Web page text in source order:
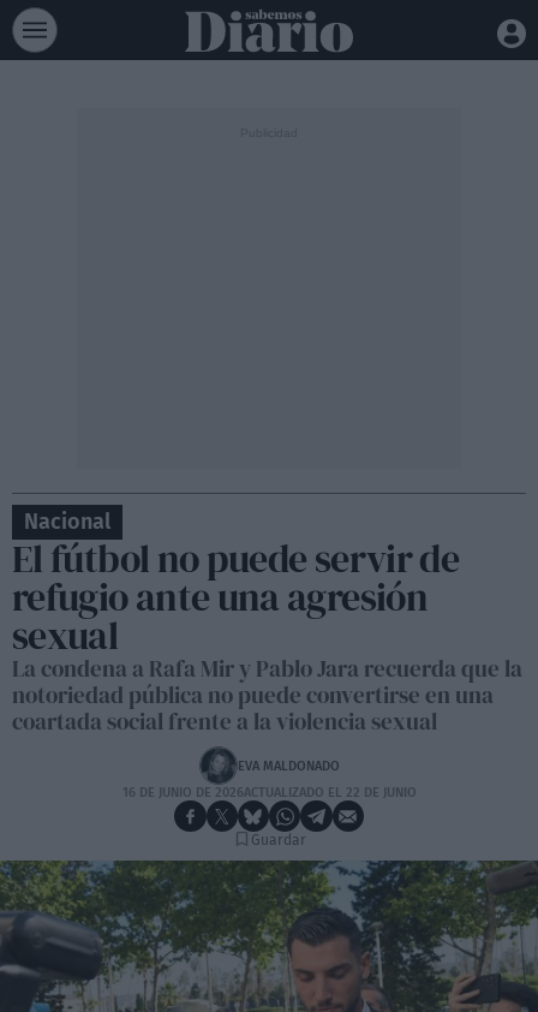
Nacional
El fútbol no puede servir de
refugio ante una agresión
sexual
La condena a Rafa Mir y Pablo Jara recuerda que la
notoriedad pública no puede convertirse en una
coartada social frente a la violencia sexual
EVA MALDONADO
16 DE JUNIO DE 2026ACTUALIZADO EL 22 DE JUNIO
Guardar